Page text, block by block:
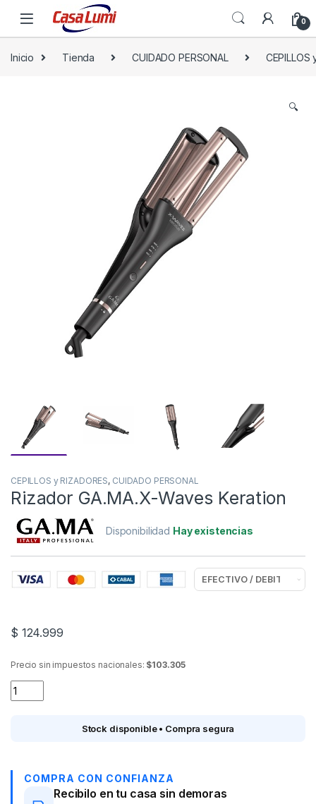
0
Inicio Tienda CUIDADO PERSONAL CEPILLOS
🔍
CEPILLOS y RIZADORES, CUIDADO PERSONAL
Rizador GA.MA.X-Waves Keration
Disponibilidad Hay existencias
$ 124.999
Precio sin impuestos nacionales: $103.305
Rizador GA.MA.X-Waves Keration quantity
Stock disponible • Compra segura
COMPRA CON CONFIANZA
Recibilo en tu casa sin demoras